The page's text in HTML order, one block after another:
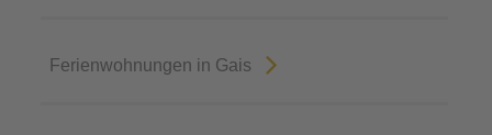
Ferienwohnungen in Gais